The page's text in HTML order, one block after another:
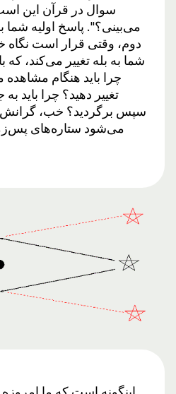
سوال در قرآن این
می‌بینی؟". پاسخ اولیه شما
دوم، وقتی قرار است نگاه
شما به بله تغییر می‌کند،
چرا باید هنگام مشاهده
تغییر دهید؟ چرا باید
سپس برگردید؟ خب،
می‌شود ستاره‌های